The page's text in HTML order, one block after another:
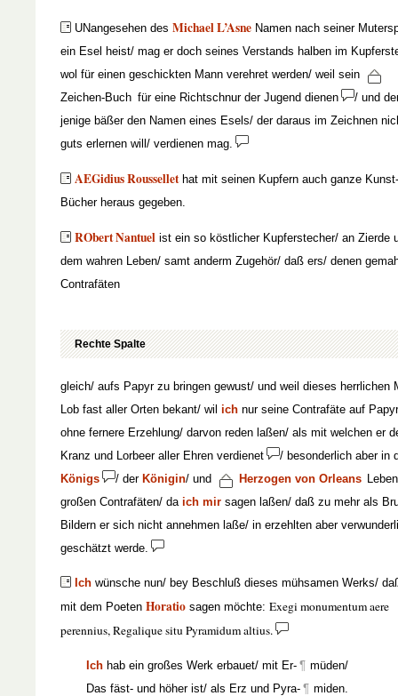
UNangesehen des Michael L’Asne Namen nach seiner
ein Esel heist/ mag er doch seines Verstands halben im
wol für einen geschickten Mann verehret werden/ weil sein
Zeichen-Buch für eine Richtschnur der Jugend dienen
/ und
jenige bäßer den Namen eines Esels/ der daraus im Zeichnen
guts erlernen will/ verdienen mag.
AEGidius Roussellethat mit seinen Kupfern auch ganze Kunst-
Bücher heraus gegeben.
RObert Nantuel ist ein so köstlicher Kupferstecher/ an Zierde
dem wahren Leben/ samt anderm Zugehör/ daß ers/ denen
Contrafäten
Rechte Spalte
gleich/ aufs Papyr zu bringen gewust/ und weil dieses herrlichen
Lob fast aller Orten bekant/ wil ich nur seine Contrafäte auf
ohne fernere Erzehlung/ darvon reden laßen/ als mit welchen er
Kranz und Lorbeer aller Ehren verdienet
/ besonderlich aber in
Königs
/ der Königin/ und Herzogen von Orleans
großen Contrafäten/ da ich mir sagen laßen/ daß zu mehr als
Bildern er sich nicht annehmen laße/ in erzehlten aber
geschätzt werde.
Ich wünsche nun/ bey Beschluß dieses mühsamen Werks/
mit dem Poeten Horatio sagen möchte: Exegi monumentum aere
perennius, Regalique situ Pyramidum altius.
Ich hab ein großes Werk erbauet/ mit Er- ¶ müden/
Das fäst- und höher ist/ als Erz und Pyra- ¶ miden.